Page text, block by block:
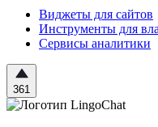
Виджеты для сайтов
Инструменты для
Сервисы аналитики
361